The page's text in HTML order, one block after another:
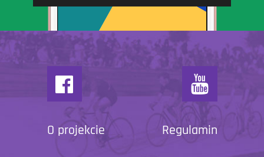
O projekcie Regulamin